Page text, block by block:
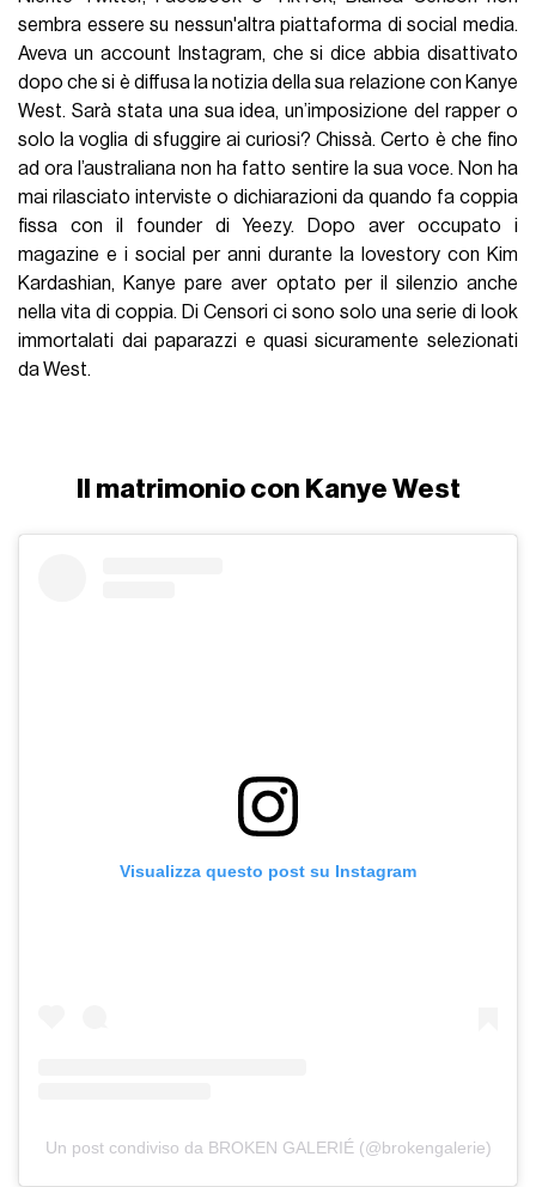
sembra essere su nessun'altra piattaforma di social media.
Aveva un account Instagram, che si dice abbia disattivato
dopo che si è diffusa la notizia della sua relazione con Kanye
West. Sarà stata una sua idea, un’imposizione del rapper o
solo la voglia di sfuggire ai curiosi? Chissà. Certo è che fino
ad ora l’australiana non ha fatto sentire la sua voce. Non ha
mai rilasciato interviste o dichiarazioni da quando fa coppia
fissa con il founder di Yeezy. Dopo aver occupato i
magazine e i social per anni durante la lovestory con Kim
Kardashian, Kanye pare aver optato per il silenzio anche
nella vita di coppia. Di Censori ci sono solo una serie di look
immortalati dai paparazzi e quasi sicuramente selezionati
da West.
Il matrimonio con Kanye West
Visualizza questo post su Instagram
Un post condiviso da BROKEN GALERIÉ (@brokengalerie)